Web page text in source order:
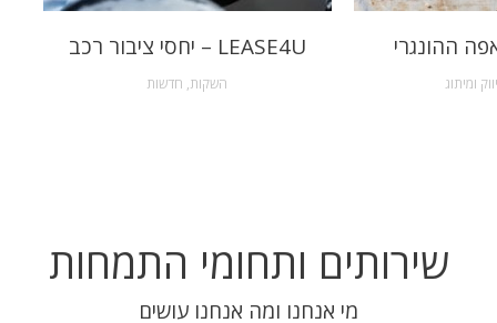
LEASE4U – יחסי ציבור רכב
השקות, חדשות
ההונגרי
ומיתוג
שירותים ותחומי התמחות
מי אנחנו ומה אנחנו עושים